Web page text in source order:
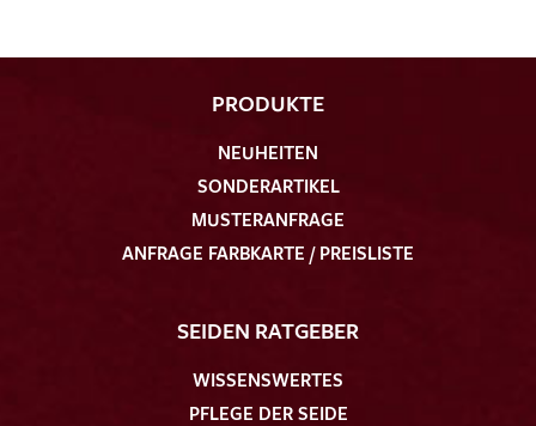
PRODUKTE
NEUHEITEN
SONDERARTIKEL
MUSTERANFRAGE
ANFRAGE FARBKARTE / PREISLISTE
SEIDEN RATGEBER
WISSENSWERTES
PFLEGE DER SEIDE